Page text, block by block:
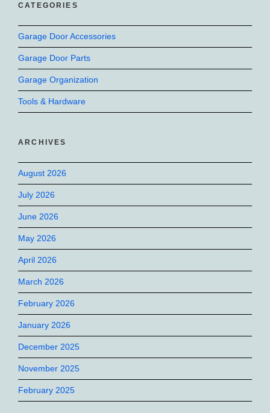
CATEGORIES
Garage Door Accessories
Garage Door Parts
Garage Organization
Tools & Hardware
ARCHIVES
August 2026
July 2026
June 2026
May 2026
April 2026
March 2026
February 2026
January 2026
December 2025
November 2025
February 2025